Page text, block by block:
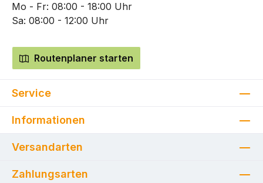
Mo - Fr: 08:00 - 18:00 Uhr
Sa: 08:00 - 12:00 Uhr
Routenplaner starten
Service
Informationen
Versandarten
Zahlungsarten